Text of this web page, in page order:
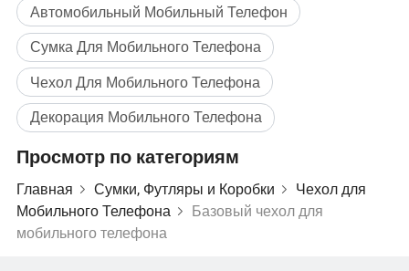
Автомобильный Мобильный Телефон
Сумка Для Мобильного Телефона
Чехол Для Мобильного Телефона
Декорация Мобильного Телефона
Просмотр по категориям
Главная Сумки, Футляры и Коробки
Чехол для
Мобильного Телефона
Базовый чехол для
мобильного телефона